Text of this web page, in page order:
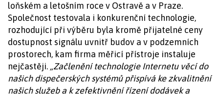
loňském a letošním roce v Ostravě a v Praze.
Společnost testovala i konkurenční technologie,
rozhodující při výběru byla kromě přijatelné ceny
dostupnost signálu uvnitř budov a v podzemních
prostorech, kam firma měřicí přístroje instaluje
nejčastěji. „Začlenění technologie Internetu věcí do
našich dispečerských systémů přispívá ke zkvalitnění
našich služeb a k zefektivnění řízení dodávek a